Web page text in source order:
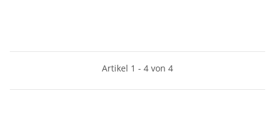
Artikel 1 - 4 von 4